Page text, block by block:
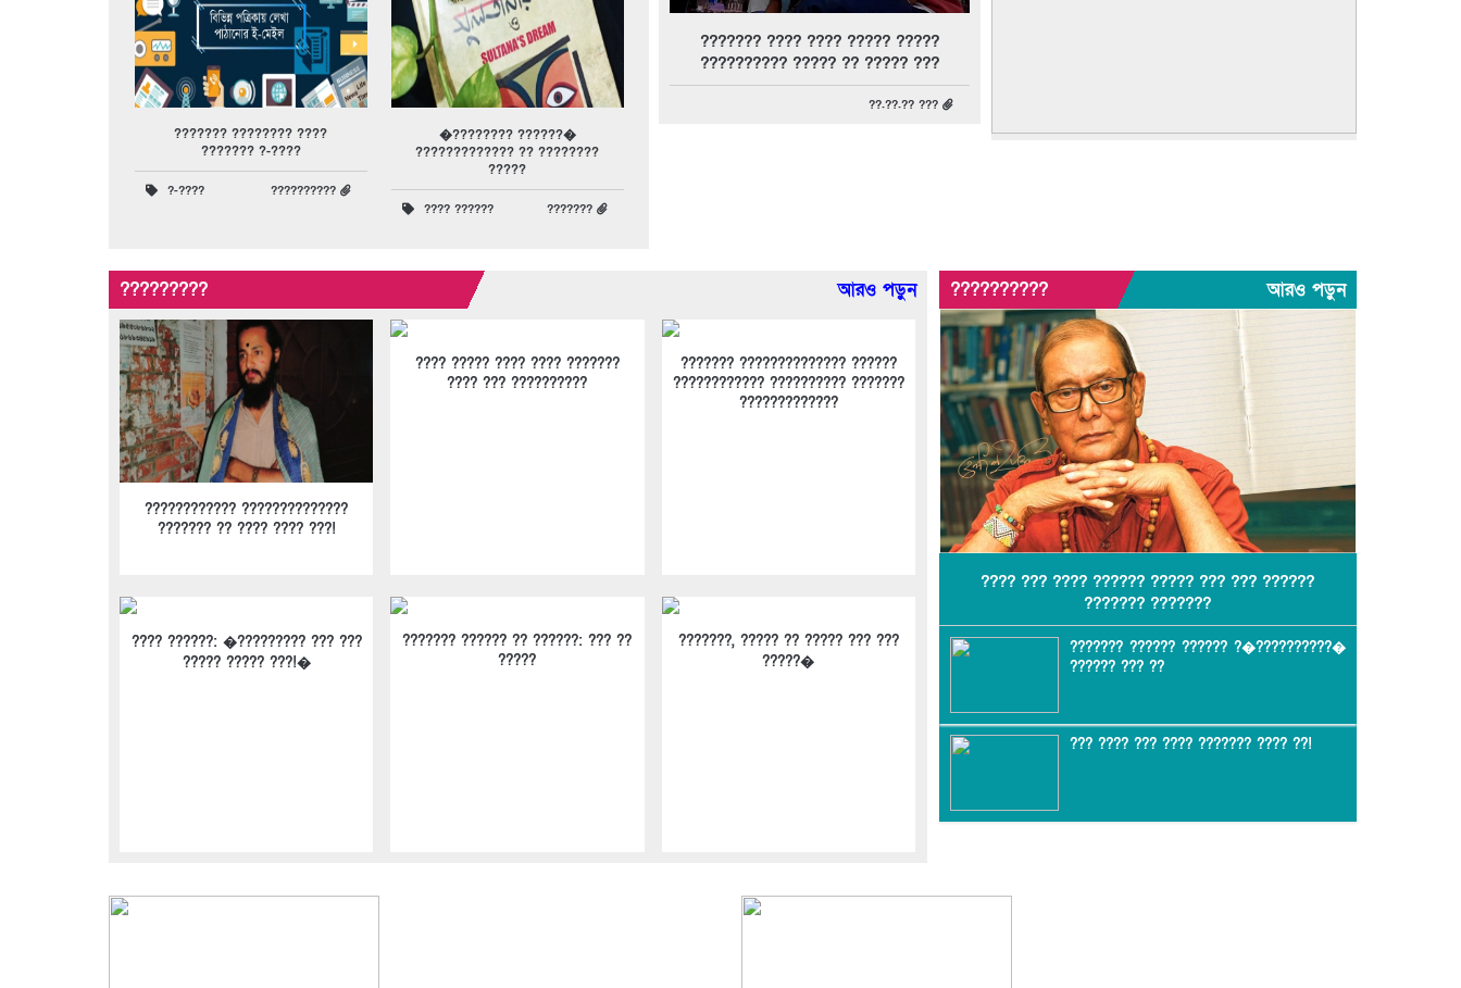
??????? ???????? ????
??????? ?-????
?-???? ??????????
�???????? ??????�
????????????? ?? ????????
?????
???? ?????? ???????
??????? ???? ???? ????? ?????
?????????? ????? ?? ????? ???
??.??.?? ???
?????? ????? ?????? ???? ???? ?????
????????? আরও পড়ুন
???????????? ??????????????
??????? ?? ???? ???? ???!
???? ????? ???? ???? ???????
???? ??? ??????????
??????? ?????????????? ??????
???????????? ?????????? ???????
?????????????
???? ??????: �????????? ??? ???
????? ????? ???!�
??????? ?????? ?? ??????: ??? ??
?????
???????, ????? ?? ????? ??? ???
?????�
?????????? আরও পড়ুন
???? ??? ???? ?????? ????? ??? ??? ??????
??????? ???????
??????? ?????? ?????? ?�??????????�
?????? ??? ??
??? ???? ??? ???? ??????? ???? ??!